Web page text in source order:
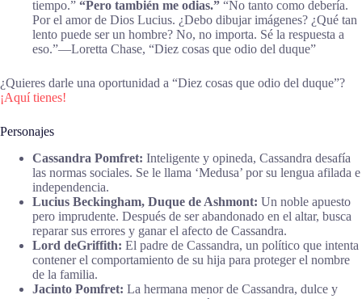
tiempo.” “Pero también me odias.” “No tanto como debería.
Por el amor de Dios Lucius. ¿Debo dibujar imágenes? ¿Qué tan
lento puede ser un hombre? No, no importa. Sé la respuesta a
eso.”―Loretta Chase, “Diez cosas que odio del duque”
¿Quieres darle una oportunidad a “Diez cosas que odio del duque”?
¡Aquí tienes!
Personajes
Cassandra Pomfret: Inteligente y opineda, Cassandra desafía
las normas sociales. Se le llama ‘Medusa’ por su lengua afilada e
independencia.
Lucius Beckingham, Duque de Ashmont: Un noble apuesto
pero imprudente. Después de ser abandonado en el altar, busca
reparar sus errores y ganar el afecto de Cassandra.
Lord deGriffith: El padre de Cassandra, un político que intenta
contener el comportamiento de su hija para proteger el nombre
de la familia.
Jacinto Pomfret: La hermana menor de Cassandra, dulce y